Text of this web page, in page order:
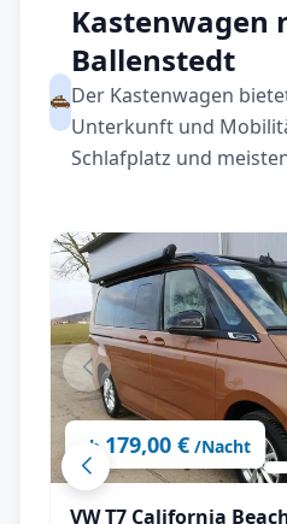
Kastenwagen
Ballenstedt
Der Kastenwagen
Unterkunft und
Schlafplatz und
ab 179,00 € /Nacht
VW T7 California